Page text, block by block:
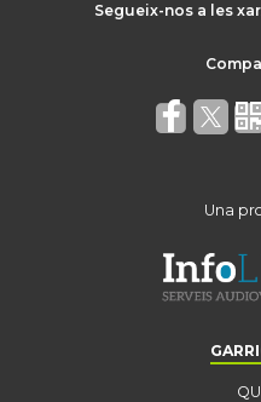
Segueix-nos a les
Una